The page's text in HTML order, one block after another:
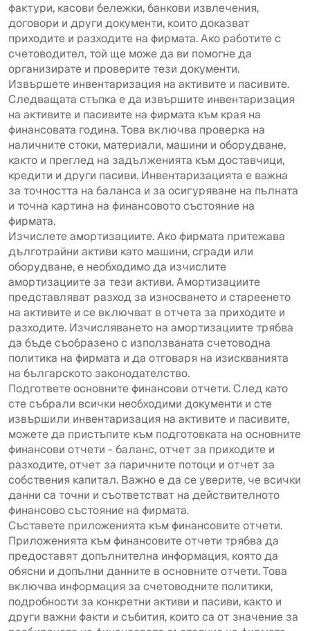
фактури, касови бележки, банкови извлечения,
договори и други документи, които доказват
приходите и разходите на фирмата. Ако работите с
счетоводител, той ще може да ви помогне да
организирате и проверите тези документи.
Извършете инвентаризация на активите и пасивите.
Следващата стъпка е да извършите инвентаризация
на активите и пасивите на фирмата към края на
финансовата година. Това включва проверка на
наличните стоки, материали, машини и оборудване,
както и преглед на задълженията към доставчици,
кредити и други пасиви. Инвентаризацията е важна
за точността на баланса и за осигуряване на пълната
и точна картина на финансовото състояние на
фирмата.
Изчислете амортизациите. Ако фирмата притежава
дълготрайни активи като машини, сгради или
оборудване, е необходимо да изчислите
амортизациите за тези активи. Амортизациите
представляват разход за износването и стареенето
на активите и се включват в отчета за приходите и
разходите. Изчисляването на амортизациите трябва
да бъде съобразено с използваната счетоводна
политика на фирмата и да отговаря на изискванията
на българското законодателство.
Подгответе основните финансови отчети. След като
сте събрали всички необходими документи и сте
извършили инвентаризация на активите и пасивите,
можете да пристъпите към подготовката на основните
финансови отчети - баланс, отчет за приходите и
разходите, отчет за паричните потоци и отчет за
собствения капитал. Важно е да се уверите, че всички
данни са точни и съответстват на действителното
финансово състояние на фирмата.
Съставете приложенията към финансовите отчети.
Приложенията към финансовите отчети трябва да
предоставят допълнителна информация, която да
обясни и допълни данните в основните отчети. Това
включва информация за счетоводните политики,
подробности за конкретни активи и пасиви, както и
други важни факти и събития, които са от значение за